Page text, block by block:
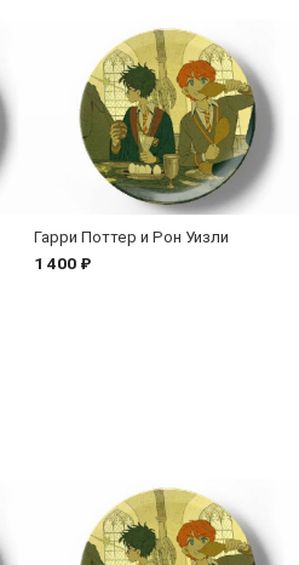
Гарри Поттер и Рон Уизли
1 400 ₽